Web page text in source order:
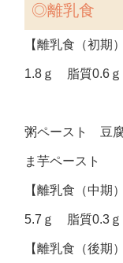
◎離乳食
【離乳食（初
1.8ｇ 脂質0.6ｇ
粥ペースト 豆
ま芋ペースト
【離乳食（中
5.7ｇ 脂質0.3ｇ
【離乳食（後